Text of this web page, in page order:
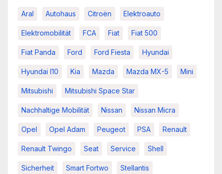
Aral Autohaus Citroën Elektroauto
Elektromobilität FCA Fiat Fiat 500
Fiat Panda Ford Ford Fiesta Hyundai
Hyundai I10 Kia Mazda Mazda MX-5 Mini
Mitsubishi Mitsubishi Space Star
Nachhaltige Mobilität Nissan Nissan Micra
Opel Opel Adam Peugeot PSA Renault
Renault Twingo Seat Service Shell
Sicherheit Smart Fortwo Stellantis